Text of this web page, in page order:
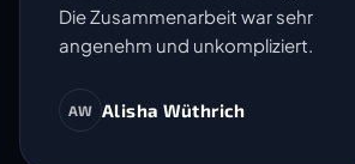
Die Zusammenarbeit war sehr
angenehm und unkompliziert.
AW Alisha Wüthrich